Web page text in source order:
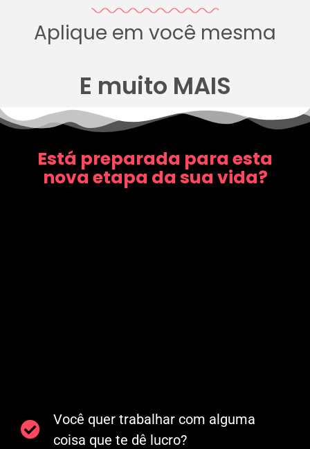
Aplique em você mesma
E muito MAIS
Está preparada para esta
nova etapa da sua vida?
Você quer trabalhar com alguma
coisa que te dê lucro?